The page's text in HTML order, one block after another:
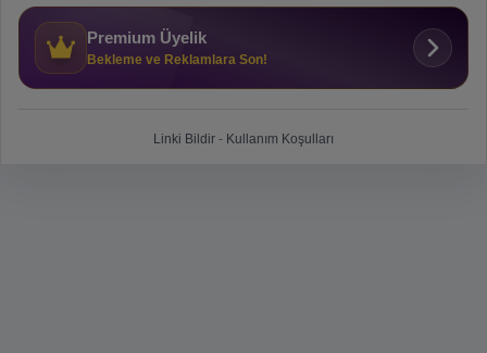
Premium Üyelik
Bekleme ve Reklamlara Son!
Linki Bildir - Kullanım Koşulları